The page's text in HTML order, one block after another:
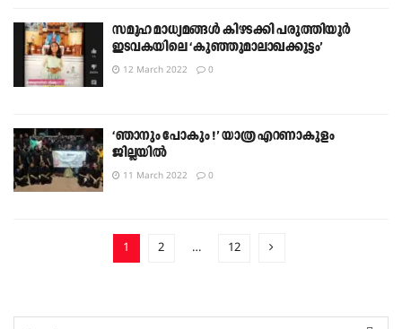
സമൂഹ മാധ്യമങ്ങൾ കിഴടക്കി പരുത്തിയൂർ
ഇടവകയിലെ ‘കുഞ്ഞുമാലാഖക്കൂട്ടം’
12 March 2022 0
‘ഞാനും പോകും !’ യാത്ര എറണാകുളം
ജില്ലയിൽ
11 March 2022 0
1 2 … 12